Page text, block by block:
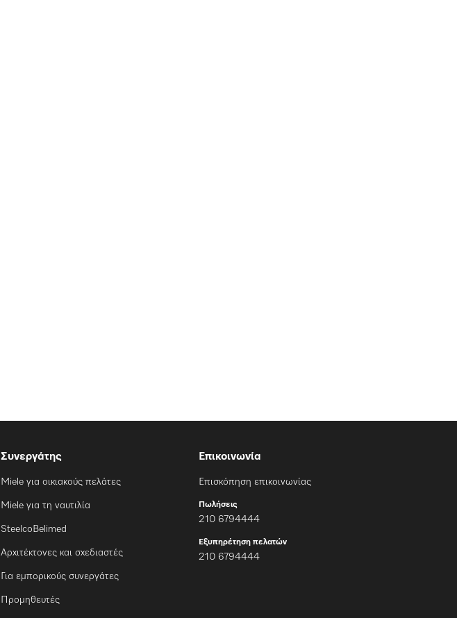
Συνεργάτης
Miele για οικιακούς πελάτες
Miele για τη ναυτιλία
SteelcoBelimed
Αρχιτέκτονες και σχεδιαστές
Για εμπορικούς συνεργάτες
Προμηθευτές
Επικοινωνία
Επισκόπηση επικοινωνίας
Πωλήσεις
210 6794444
Εξυπηρέτηση πελατών
210 6794444